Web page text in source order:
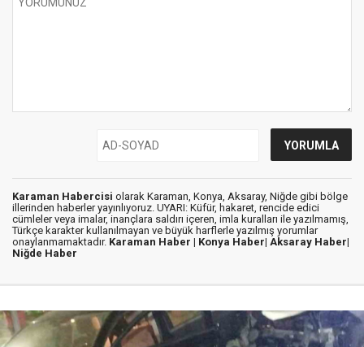
Karaman Habercisi olarak Karaman, Konya, Aksaray, Niğde gibi bölge
illerinden haberler yayınlıyoruz. UYARI: Küfür, hakaret, rencide edici
cümleler veya imalar, inançlara saldırı içeren, imla kuralları ile yazılmamış,
Türkçe karakter kullanılmayan ve büyük harflerle yazılmış yorumlar
onaylanmamaktadır. Karaman Haber | Konya Haber| Aksaray Haber|
Niğde Haber